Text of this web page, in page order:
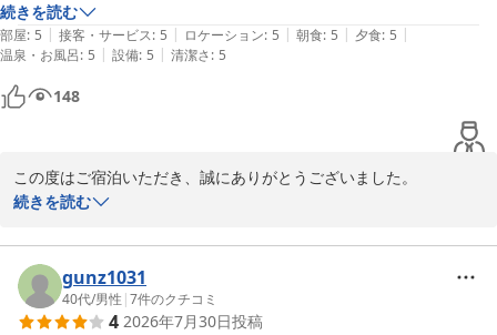
「こちらにして本当によかった」とのお言葉は、私どもにとって何
よりの励みでございます。
これからも皆さまの思い出に残る宿を目指して努めてまいります。
またのお越しをスタッフ一同、心よりお待ち申し上げております。
ホテルラフォーレ那須
ホテルラフォーレ那須
2026-05-22
続きを読む
部屋: 5 | 接客・サービス: 5 | ロケーション: 5 | 朝食: 5 | 夕食: 5 |
温泉・お風呂: 5 | 設備: 5 | 清潔さ: 5
148
この度はご宿泊いただき、誠にありがとうございました。
きましても「大変美味しく満足」とのお言葉を頂戴し、大変嬉しく
拝読いたしました。
奥様にはお料理の量が多く、お召し上がりいただけなかったとのこ
続きを読む
gunz1031
40代/男性 |7件のクチコミ
4 2026年7月30日投稿